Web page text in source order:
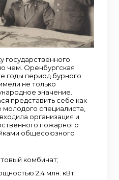
государственного
чем. Оренбургская
годы период бурного
не только
значение.
представить себе как
специалиста,
организация и
пожарного
общесоюзного
комбинат;
2,4 млн. кВт;